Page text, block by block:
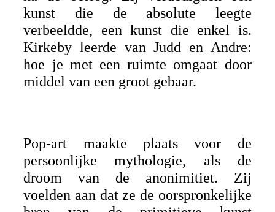
kunst die de absolute leegte
verbeeldde, een kunst die enkel is.
Kirkeby leerde van Judd en Andre:
hoe je met een ruimte omgaat door
middel van een groot gebaar.
Pop-art maakte plaats voor de
persoonlijke mythologie, als de
droom van de anonimitiet. Zij
voelden aan dat ze de oorspronkelijke